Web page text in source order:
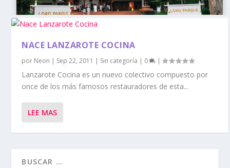
NACE LANZAROTE COCINA
por Neon | Sep 22, 2011 | Sin categoría | 0 |
Lanzarote Cocina es un nuevo colectivo compuesto por
once de los más famosos restauradores de esta...
LEE MAS